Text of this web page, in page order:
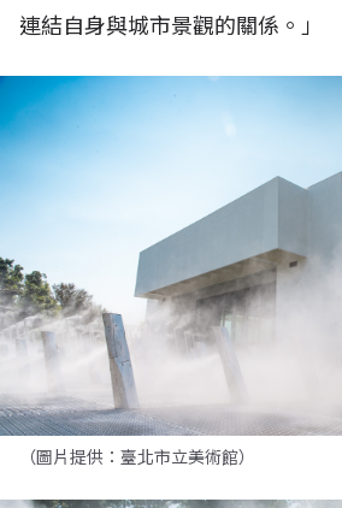
連結自身與城市景觀的關係。」
（圖片提供：臺北市立美術館）